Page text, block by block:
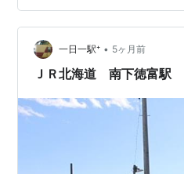
味 ランキング参加中旅行
一日一駅⁺ • 5ヶ月前
ＪＲ北海道 南下徳富駅